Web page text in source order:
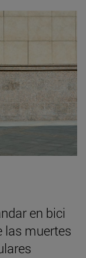
en bici
las muertes